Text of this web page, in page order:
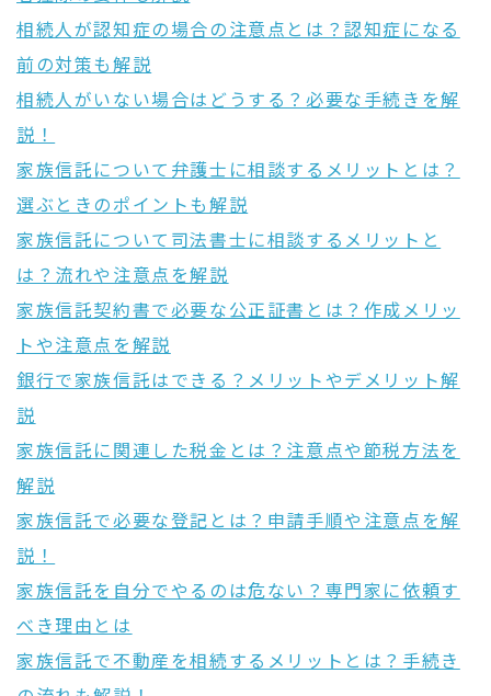
相続人が認知症の場合の注意点とは？認知症になる
前の対策も解説
相続人がいない場合はどうする？必要な手続きを解
説！
家族信託について弁護士に相談するメリットとは？
選ぶときのポイントも解説
家族信託について司法書士に相談するメリットと
は？流れや注意点を解説
家族信託契約書で必要な公正証書とは？作成メリッ
トや注意点を解説
銀行で家族信託はできる？メリットやデメリット解
説
家族信託に関連した税金とは？注意点や節税方法を
解説
家族信託で必要な登記とは？申請手順や注意点を解
説！
家族信託を自分でやるのは危ない？専門家に依頼す
べき理由とは
家族信託で不動産を相続するメリットとは？手続き